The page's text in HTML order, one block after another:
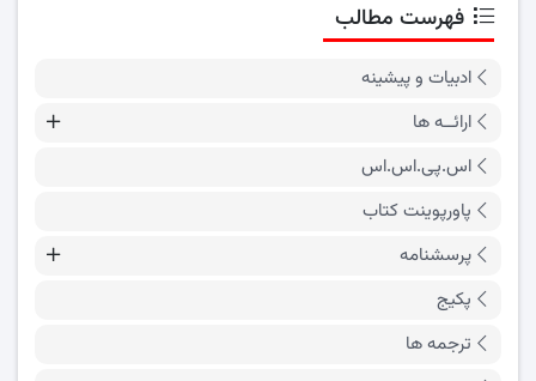
فهرست مطالب
ادبیات و پیشینه
ارائــه ها
اس.پی.اس.اس
پاورپوینت کتاب
پرسشنامه
پکیج
ترجمه ها